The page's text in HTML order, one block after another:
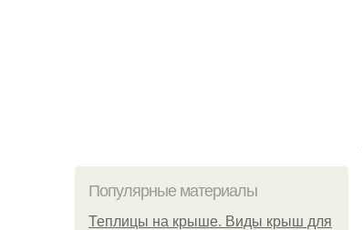
Популярные материалы
Теплицы на крыше. Виды крыш для